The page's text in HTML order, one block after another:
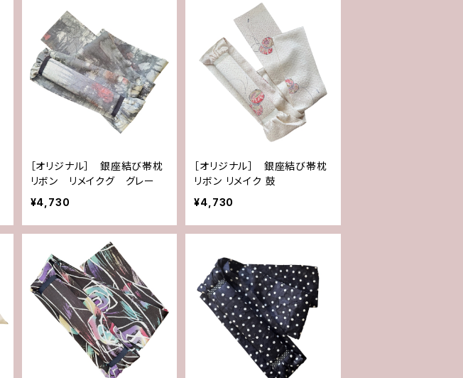
［オリジナル］ 銀座結び帯枕
リボン リメイクグ グレー
¥4,730
［オリジナル］ 銀座結び帯枕
リボン リメイク 鼓
¥4,730